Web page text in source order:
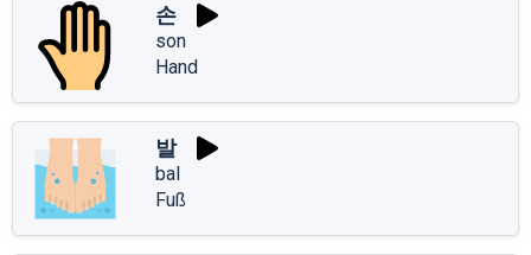
손
son
Hand
발
bal
Fuß